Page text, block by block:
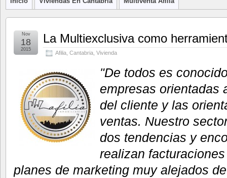
La Multiexclusiva como
Afilia Cantabria Vivienda
Nov
18
2015
"De todos es
empresas orientadas
del cliente y las
ventas. Nuestro
dos tendencias y
realizan
planes de marketing muy alejados